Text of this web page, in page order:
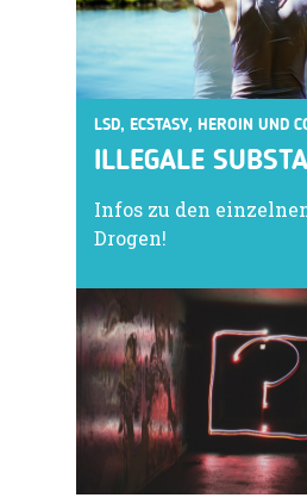
LSD, ECSTASY, HEROIN UND
ILLEGALE
Infos zu den
Drogen!